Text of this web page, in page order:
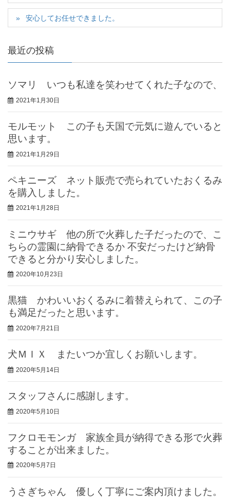
安心してお任せできました。
最近の投稿
ソマリ いつも私達を笑わせてくれた子なので、
2021年1月30日
モルモット この子も天国で元気に遊んでいると
思います。
2021年1月29日
ペキニーズ ネット販売で売られていたおくるみ
を購入しました。
2021年1月28日
ミニウサギ 他の所で火葬した子だったので、こ
ちらの霊園に納骨できるか 不安だったけど納骨
できると分かり安心しました。
2020年10月23日
黒猫 かわいいおくるみに着替えられて、この子
も満足だったと思います。
2020年7月21日
犬ＭＩＸ またいつか宜しくお願いします。
2020年5月14日
スタッフさんに感謝します。
2020年5月10日
フクロモモンガ 家族全員が納得できる形で火葬
することが出来ました。
2020年5月7日
うさぎちゃん 優しく丁寧にご案内頂けました。